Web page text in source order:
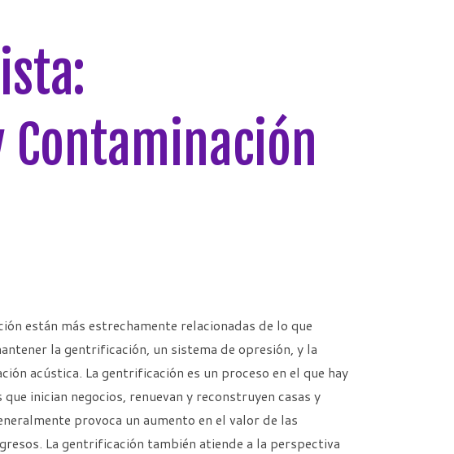
están más estrechamente relacionadas de lo que
la gentrificación, un sistema de opresión, y la
acústica. La gentrificación es un proceso en el que hay
inician negocios, renuevan y reconstruyen casas y
provoca un aumento en el valor de las
La gentrificación también atiende a la perspectiva